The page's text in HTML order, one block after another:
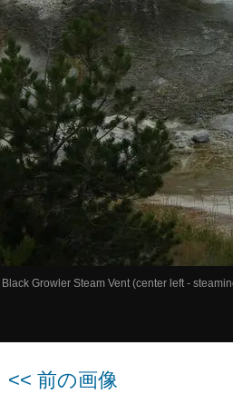
Black Growler Steam Vent (center left -
<< 前の画像